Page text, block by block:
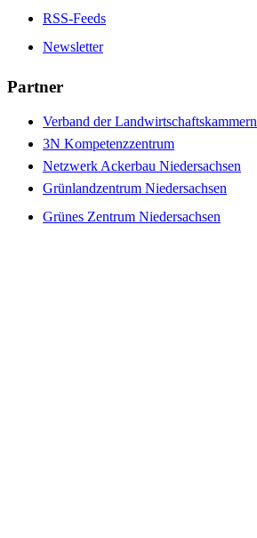
RSS-Feeds
Newsletter
Partner
Verband der Landwirtschaftskammern
3N Kompetenzzentrum
Netzwerk Ackerbau Niedersachsen
Grünlandzentrum Niedersachsen
Grünes Zentrum Niedersachsen